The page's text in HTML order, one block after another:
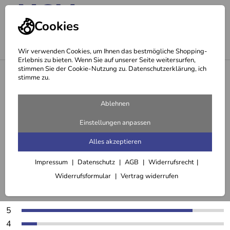
Cookies
Wir verwenden Cookies, um Ihnen das bestmögliche Shopping-
Erlebnis zu bieten. Wenn Sie auf unserer Seite weitersurfen,
stimmen Sie der Cookie-Nutzung zu. Datenschutzerklärung, ich
stimme zu.
Ablehnen
Einstellungen anpassen
Alles akzeptieren
Impressum Datenschutz AGB
Widerrufsrecht
Widerrufsformular
Vertrag widerrufen
Ozonisiertes Olivenöl
zurück zum Artikel
Kundenbewertungen für Ozonisiertes
Olivenöl (13)
5
4